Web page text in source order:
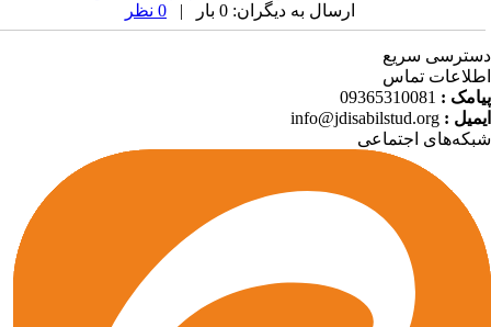
ارسال به دیگران: 0 بار |
سریع
تماس
:
09365310081
:
info@jdisabilstud.org
اجتماعی